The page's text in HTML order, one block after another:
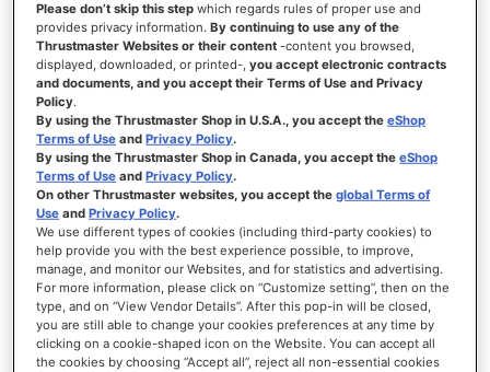
VERLANGLIJST
WEERGEVEN
Please don’t skip this step which regards rules of proper use and
provides privacy information.By continuing to use any of the
Thrustmaster Websites or their content -content you browsed,
displayed, downloaded, or printed-,you accept electronic contracts
and documents, and you accept their Terms of Use and Privacy
Policy.
By using the Thrustmaster Shop in U.S.A., you accept theeShop
Terms of Use andPrivacy Policy.
By using the Thrustmaster Shop in Canada, you accept theeShop
Terms of Use andPrivacy Policy.
On other Thrustmaster websites, you accept theglobal Terms of
Use andPrivacy Policy.
We use different types of cookies (including third-party cookies) to
help provide you with the best experience possible, to improve,
manage, and monitor our Websites, and for statistics and advertising.
For more information, please click on “Customize setting”, then on the
type, and on “View Vendor Details”. After this pop-in will be closed,
you are still able to change your cookies preferences at any time by
clicking on a cookie-shaped icon on the Website. You can accept all
the cookies by choosing “Accept all”, reject all non-essential cookies